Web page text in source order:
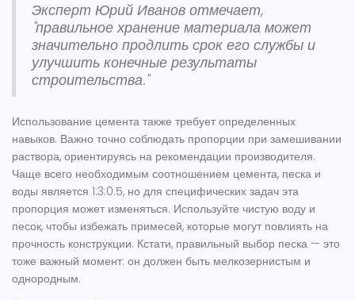
Эксперт Юрий Иванов отмечает,
"правильное хранение материала может
значительно продлить срок его службы и
улучшить конечные результаты
строительства."
Использование цемента также требует определенных
навыков. Важно точно соблюдать пропорции при замешивании
раствора, ориентируясь на рекомендации производителя.
Чаще всего необходимым соотношением цемента, песка и
воды является 1:3:0.5, но для специфических задач эта
пропорция может изменяться. Используйте чистую воду и
песок, чтобы избежать примесей, которые могут повлиять на
прочность конструкции. Кстати, правильный выбор песка — это
тоже важный момент: он должен быть мелкозернистым и
однородным.